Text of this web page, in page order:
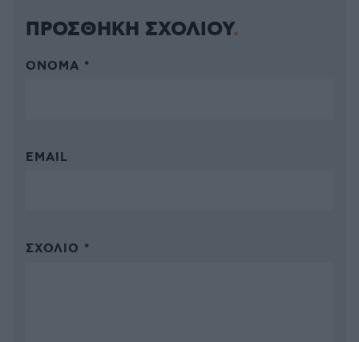
ΠΡΟΣΘΗΚΗ ΣΧΟΛΙΟΥ
ΌΝΟΜΑ *
EMAIL
ΣΧΌΛΙΟ *